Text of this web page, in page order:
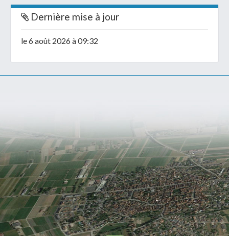
Dernière mise à jour
le 6 août 2026 à 09:32